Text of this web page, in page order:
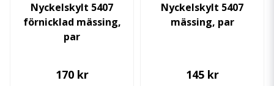
Nyckelskylt 5407
förnicklad mässing,
par
170 kr
Nyckelskylt 5407
mässing, par
145 kr